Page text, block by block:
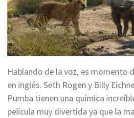
Hablando de la voz, es momento
en inglés. Seth Rogen y Billy
Pumba tienen una química
película muy divertida ya que la